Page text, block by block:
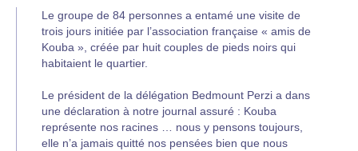
Le groupe de 84 personnes a entamé une visite de
trois jours initiée par l’association française « amis de
Kouba », créée par huit couples de pieds noirs qui
habitaient le quartier.
Le président de la délégation Bedmount Perzi a dans
une déclaration à notre journal assuré : Kouba
représente nos racines … nous y pensons toujours,
elle n’a jamais quitté nos pensées bien que nous